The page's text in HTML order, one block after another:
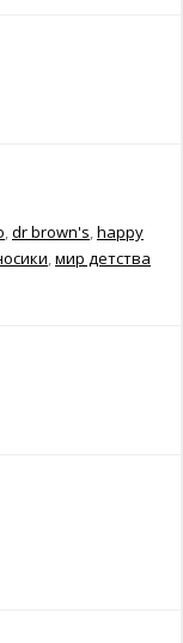
,dr brown's,happy
,мир детства